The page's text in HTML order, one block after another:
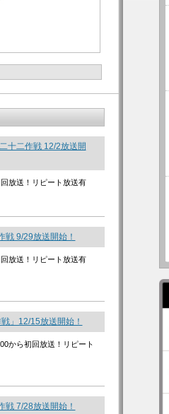
十二作戦 12/2放送開
放送！リピート放送有
戦 9/29放送開始！
放送！リピート放送有
」12/15放送開始！
から初回放送！リピート
戦 7/28放送開始！